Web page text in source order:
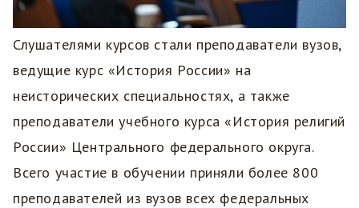
Слушателями курсов стали преподаватели вузов,
ведущие курс «История России» на
неисторических специальностях, а также
преподаватели учебного курса «История религий
России» Центрального федерального округа.
Всего участие в обучении приняли более 800
преподавателей из вузов всех федеральных